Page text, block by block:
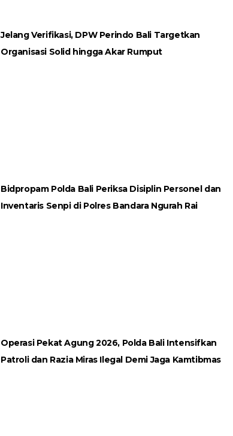
Jelang Verifikasi, DPW Perindo Bali Targetkan
Organisasi Solid hingga Akar Rumput
Bidpropam Polda Bali Periksa Disiplin Personel dan
Inventaris Senpi di Polres Bandara Ngurah Rai
Operasi Pekat Agung 2026, Polda Bali Intensifkan
Patroli dan Razia Miras Ilegal Demi Jaga Kamtibmas